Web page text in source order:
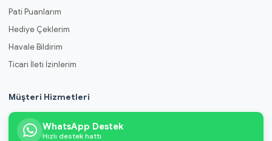
Pati Puanlarım
Hediye Çeklerim
Havale Bildirim
Ticari İleti İzinlerim
Müşteri Hizmetleri
WhatsApp Destek
Hızlı destek hattı